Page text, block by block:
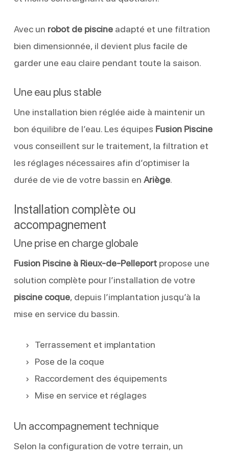
Avec un robot de piscineadapté et une filtration
bien dimensionnée, il devient plus facile de
garder une eau claire pendant toute la saison.
Une eau plus stable
Une installation bien réglée aide à maintenir un
bon équilibre de l’eau. Les équipes Fusion Piscine
vous conseillent sur le traitement, la filtration et
les réglages nécessaires afin d’optimiser la
durée de vie de votre bassin en Ariège.
Installation complète ou
accompagnement
Une prise en charge globale
Fusion Piscine à Rieux-de-Pelleportpropose une
solution complète pour l’installation de votre
piscine coque, depuis l’implantation jusqu’à la
mise en service du bassin.
Terrassement et implantation
Pose de la coque
Raccordement des équipements
Mise en service et réglages
Un accompagnement technique
Selon la configuration de votre terrain, un